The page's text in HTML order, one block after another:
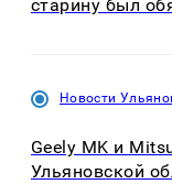
старину был
Новости
Geely MK и
Ульяновской